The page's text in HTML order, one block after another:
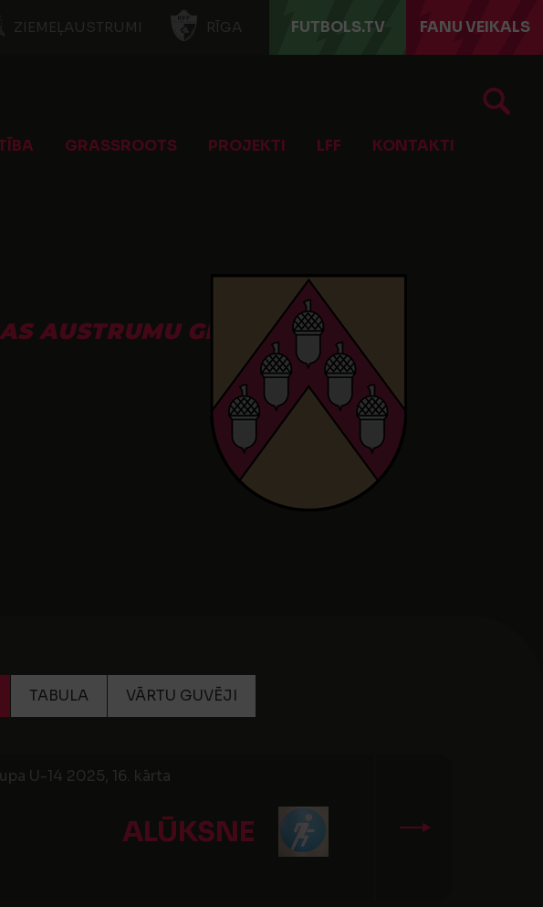
ZIEMEĻAUSTRUMI RĪGA FUTBOLS.TV FANU VEIKALS
GRASSROOTS PROJEKTI LFF KONTAKTI
AUSTRUMU GRUPA U-14 2025
TABULA VĀRTU GUVĒJI
U-14 2025, 16. kārta
ALŪKSNE